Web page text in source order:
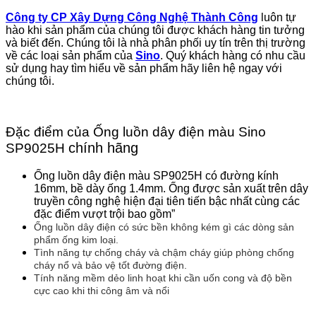
Công ty CP Xây Dựng Công Nghệ Thành Công luôn tự
hào khi sản phẩm của chúng tôi được khách hàng tin tưởng
và biết đến. Chúng tôi là nhà phân phối uy tín trên thị trường
về các loại sản phẩm của Sino. Quý khách hàng có nhu cầu
sử dụng hay tìm hiểu về sản phẩm hãy liên hệ ngay với
chúng tôi.
Đặc điểm của Ống luồn dây điện màu Sino
SP9025H chính hãng
Ống luồn dây điện màu SP9025H có đường kính
16mm, bề dày ống 1.4mm. Ống được sản xuất trên dây
truyền công nghệ hiện đại tiên tiến bậc nhất cùng các
đặc điểm vượt trội bao gồm”
Ống luồn dây điện có sức bền không kém gì các dòng sản
phẩm ống kim loại.
Tình năng tự chống cháy và chậm cháy giúp phòng chống
cháy nổ và bảo vệ tốt đường điện.
Tính năng mềm dẻo linh hoạt khi cần uốn cong và độ bền
cực cao khi thi công âm và nổi